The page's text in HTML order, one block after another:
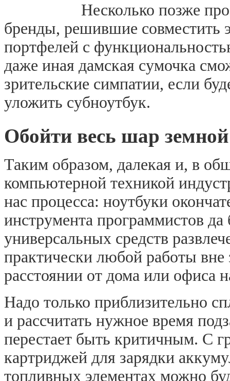
Несколько позже
бренды, решившие совместить
портфелей с
даже иная дамская сумочка
зрительские симпатии, если
уложить субноутбук.
Обойти весь шар
Таким образом, далекая и, в
компьютерной техникой
нас процесса: ноутбуки
инструмента программистов
универсальных средств
практически любой работы вне
расстоянии от дома или офиса
Надо только приблизительно
и рассчитать нужное время
перестает быть критичным. С
картриджей для зарядки
топливных элементах можно